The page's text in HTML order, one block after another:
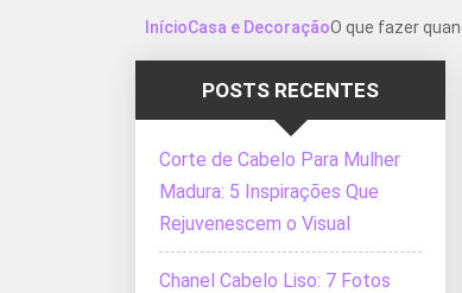
InícioCasa e DecoraçãoO que fazer
POSTS RECENTES
Corte de Cabelo Para Mulher
Madura: 5 Inspirações Que
Rejuvenescem o Visual
Chanel Cabelo Liso: 7 Fotos